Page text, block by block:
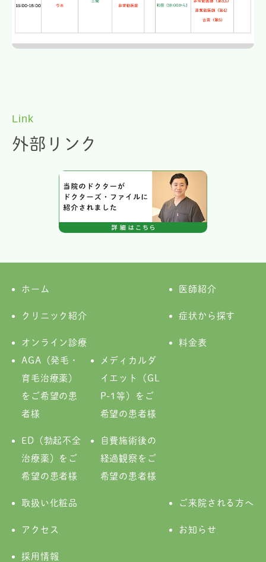
Link
外部リンク
ホーム 医師紹介
クリニック紹介 症状から探す
オンライン診療
AGA（発毛・
育毛治療薬）
をご希望の患
者様
メディカルダ
イエット（GL
P-1等）をご
希望の患者様
ED（勃起不全
治療薬）をご
希望の患者様
自費施術後の
経過観察をご
希望の患者様
料金表
取扱い化粧品 ご来院される方へ
アクセス お知らせ
採用情報